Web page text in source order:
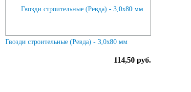
Гвозди строительные (Ревда) - 3,0х80 мм
114,50 руб.